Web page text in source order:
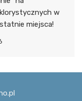
w
miejsca!